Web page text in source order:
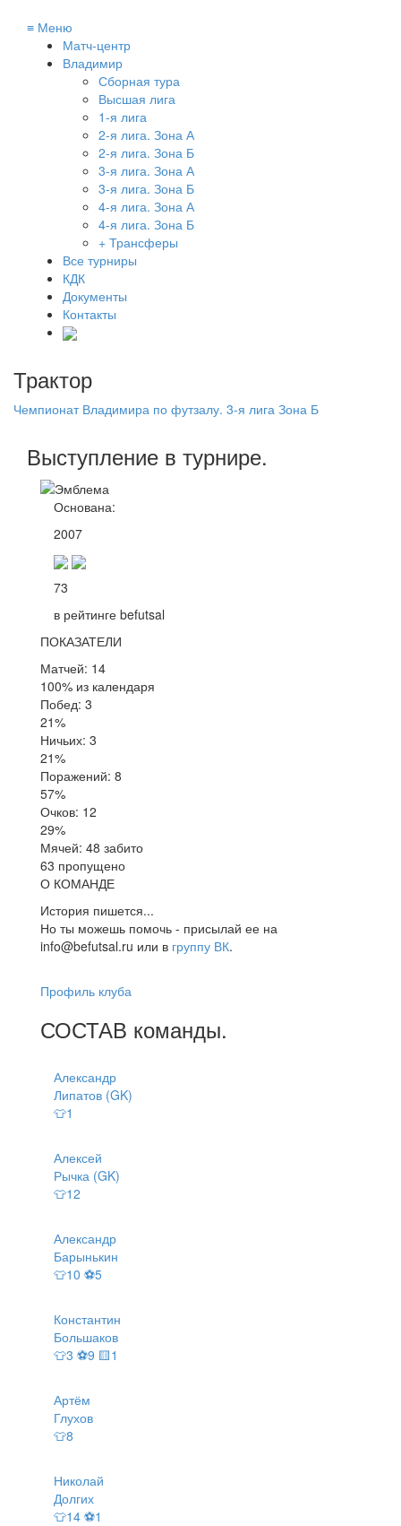
≡ Меню
Матч-центр
Владимир
Сборная тура
Высшая лига
1-я лига
2-я лига. Зона А
2-я лига. Зона Б
3-я лига. Зона А
3-я лига. Зона Б
4-я лига. Зона А
4-я лига. Зона Б
+ Трансферы
Все турниры
КДК
Документы
Контакты
Трактор
Чемпионат Владимира по футзалу. 3-я лига Зона Б
Выступление в турнире.
Основана:
2007
73
в рейтинге befutsal
ПОКАЗАТЕЛИ
Матчей: 14
100% из календаря
Побед: 3
21%
Ничьих: 3
21%
Поражений: 8
57%
Очков: 12
29%
Мячей: 48 забито
63 пропущено
О КОМАНДЕ
История пишется...
Но ты можешь помочь - присылай ее на
info@befutsal.ru или в группу ВК.
Профиль клуба
СОСТАВ команды.
Александр
Липатов (GK)
👕1
Алексей
Рычка (GK)
👕12
Александр
Барынькин
👕10 ⚽5
Константин
Большаков
👕3 ⚽9 🟨1
Артём
Глухов
👕8
Николай
Долгих
👕14 ⚽1